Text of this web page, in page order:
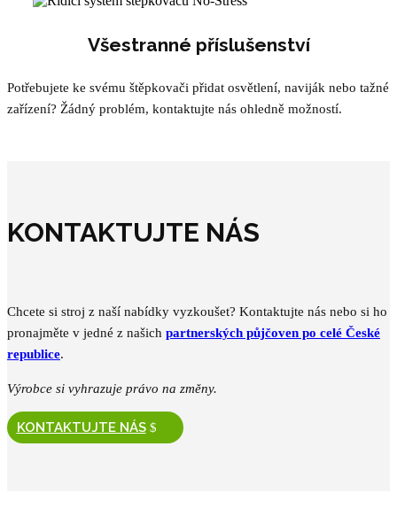
Všestranné příslušenství
Potřebujete ke svému štěpkovači přidat osvětlení, naviják nebo tažné
zařízení? Žádný problém, kontaktujte nás ohledně možností.
KONTAKTUJTE NÁS
Chcete si stroj z naší nabídky vyzkoušet? Kontaktujte nás nebo si ho
pronajměte v jedné z našich partnerských půjčoven po celé České
republice.
Výrobce si vyhrazuje právo na změny.
KONTAKTUJTE NÁS